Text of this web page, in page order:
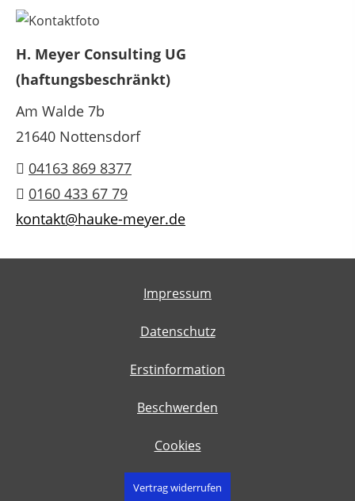
H. Meyer Consulting UG
(haftungsbeschränkt)
Am Walde 7b
21640 Nottensdorf
04163 869 8377
0160 433 67 79
kontakt@hauke-meyer.de
Impressum
Datenschutz
Erstinformation
Beschwerden
Cookies
Vertrag widerrufen